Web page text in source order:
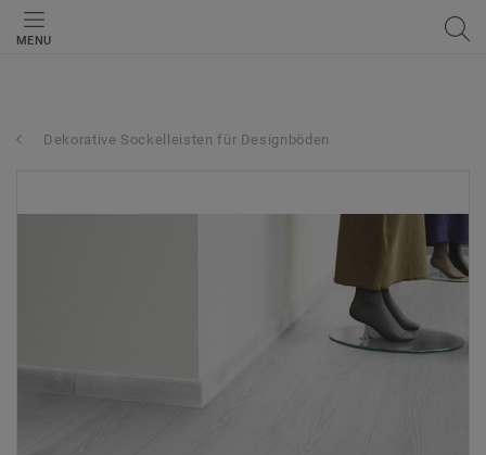
MENU
Dekorative Sockelleisten für Designböden